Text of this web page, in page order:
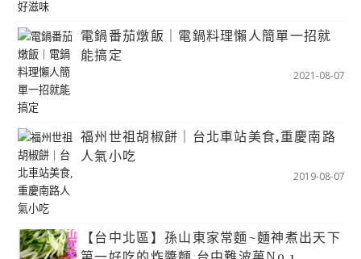
電鍋番茄燉飯｜電鍋料理懶人簡單一招就
能搞定
2021-08-07
福州世祖胡椒餅｜台北車站美食,重慶南路
人氣小吃
2019-08-07
【台中北區】孫山東家常麵~麵神煮出天下